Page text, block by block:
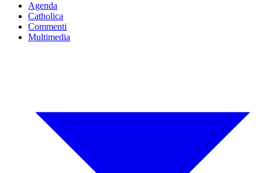
Agenda
Catholica
Commenti
Multimedia